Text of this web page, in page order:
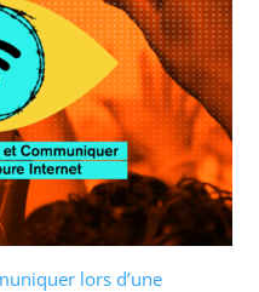
lors d’une